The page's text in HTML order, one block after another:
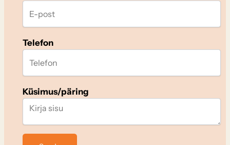
Telefon
Küsimus/päring